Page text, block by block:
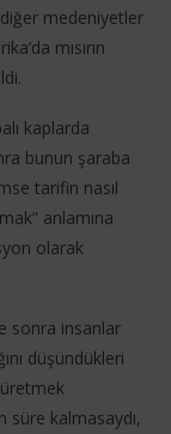
medeniyetler
mısırın
kaplarda
bunun şaraba
tarifin nasıl
anlamına
olarak
sonra insanlar
düşündükleri
süre kalmasaydı,